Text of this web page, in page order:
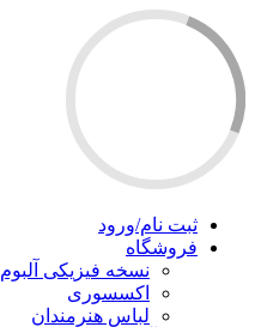
ثبت نام/ورود
فروشگاه
نسخه فیزیکی آلبوم
اکسسوری
لباس هنرمندان